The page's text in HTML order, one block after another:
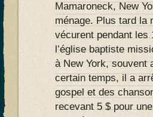
Mamaroneck, New
ménage. Plus tard la
vécurent pendant les
l’église baptiste
à New York, souvent
certain temps, il a
gospel et des
recevant 5 $ pour